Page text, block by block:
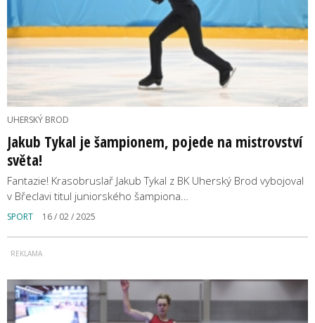
UHERSKÝ BROD
Jakub Tykal je šampionem, pojede na mistrovství
světa!
Fantazie! Krasobruslař Jakub Tykal z BK Uherský Brod vybojoval
v Břeclavi titul juniorského šampiona…
SPORT 16 / 02 / 2025